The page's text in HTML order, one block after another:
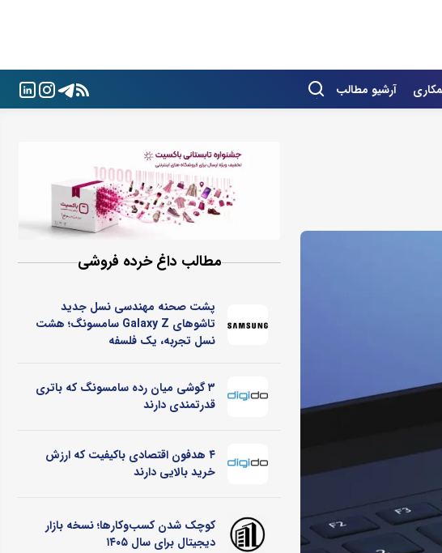
آرشیو مطالب
مطالب داغ خرده فروشی
پشت صحنه مهندسی نسل جدید
تاشوهای Galaxy Z سامسونگ؛ هشت
نسل تجربه، یک فلسفه
۳ گوشی میان رده سامسونگ که باتری
قدرتمندی دارند
۴ هدفون اقتصادی باکیفیت که ارزش
خرید بالایی دارند
کوچک شدن کسب‌وکارها؛ نسخه بازار
دیجیتال برای سال ۱۴۰۵